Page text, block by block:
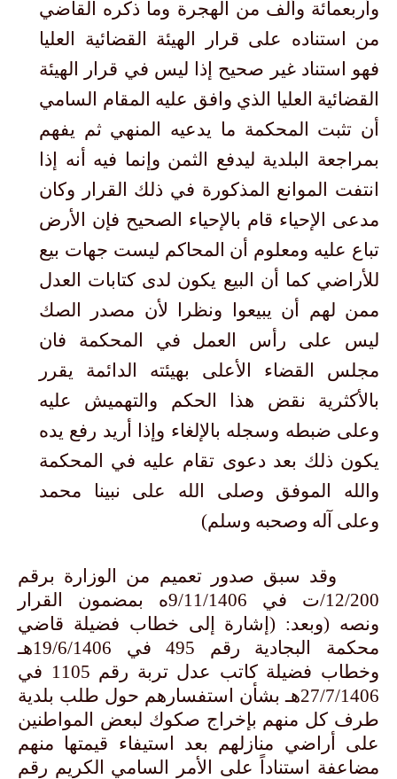
وأربعمائة وألف من الهجرة وما ذكره القاضي
من استناده على قرار الهيئة القضائية العليا
فهو استناد غير صحيح إذا ليس في قرار الهيئة
القضائية العليا الذي وافق عليه المقام السامي
أن تثبت المحكمة ما يدعيه المنهي ثم يفهم
بمراجعة البلدية ليدفع الثمن وإنما فيه أنه إذا
انتفت الموانع المذكورة في ذلك القرار وكان
مدعى الإحياء قام بالإحياء الصحيح فإن الأرض
تباع عليه ومعلوم أن المحاكم ليست جهات بيع
للأراضي كما أن البيع يكون لدى كتابات العدل
ممن لهم أن يبيعوا ونظرا لأن مصدر الصك
ليس على رأس العمل في المحكمة فان
مجلس القضاء الأعلى بهيئته الدائمة يقرر
بالأكثرية نقض هذا الحكم والتهميش عليه
وعلى ضبطه وسجله بالإلغاء وإذا أريد رفع يده
يكون ذلك بعد دعوى تقام عليه في المحكمة
والله الموفق وصلى الله على نبينا محمد
وعلى آله وصحبه وسلم)
وقد سبق صدور تعميم من الوزارة برقم
12/200/ت في 9/11/1406ه بمضمون القرار
ونصه (وبعد: (إشارة إلى خطاب فضيلة قاضي
محكمة البجادية رقم 495 في 19/6/1406هـ
وخطاب فضيلة كاتب عدل تربة رقم 1105 في
27/7/1406هـ بشأن استفسارهم حول طلب بلدية
طرف كل منهم بإخراج صكوك لبعض المواطنين
على أراضي منازلهم بعد استيفاء قيمتها منهم
مضاعفة استناداً على الأمر السامي الكريم رقم